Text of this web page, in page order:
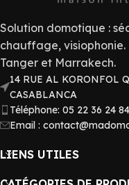
Solution domotique :
chauffage,
Tanger et Marrakech.
14 RUE AL KORONFOL
CASABLANCA
Téléphone: 05 22 36 24
Email :
LIENS UTILES